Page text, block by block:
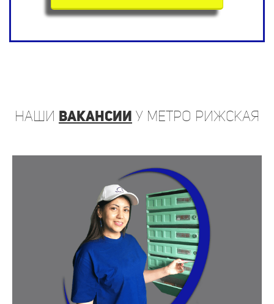
наши вакансии у метро Рижская